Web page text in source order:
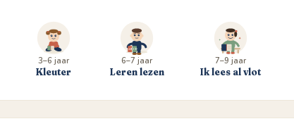
3–6 jaar
Kleuter
6–7 jaar
Leren lezen
7–9 jaar
Ik lees al vlot